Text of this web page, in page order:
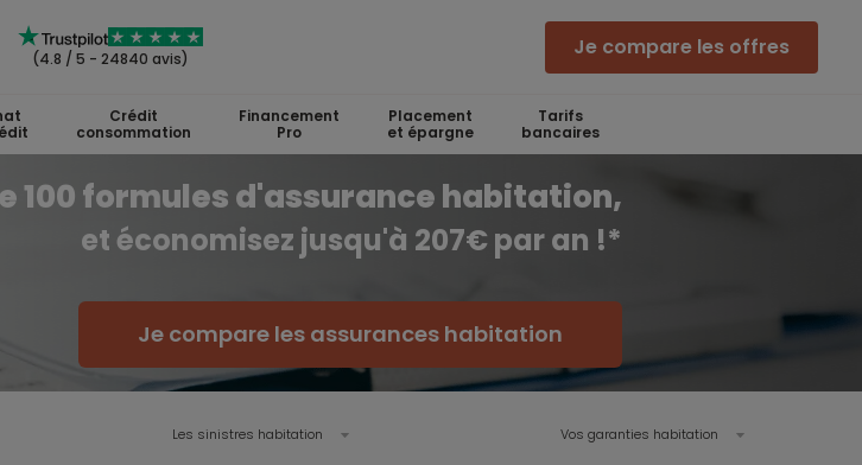
(4.8 / 5 - 24840 avis) Je compare les offres
Crédit
consommation
Financement
Pro
Placement
et épargne
Tarifs
bancaires
100 formules d'assurance habitation,
et économisez jusqu'à 207€ par an !*
Je compare les assurances habitation
Les sinistres habitation Vos garanties habitation